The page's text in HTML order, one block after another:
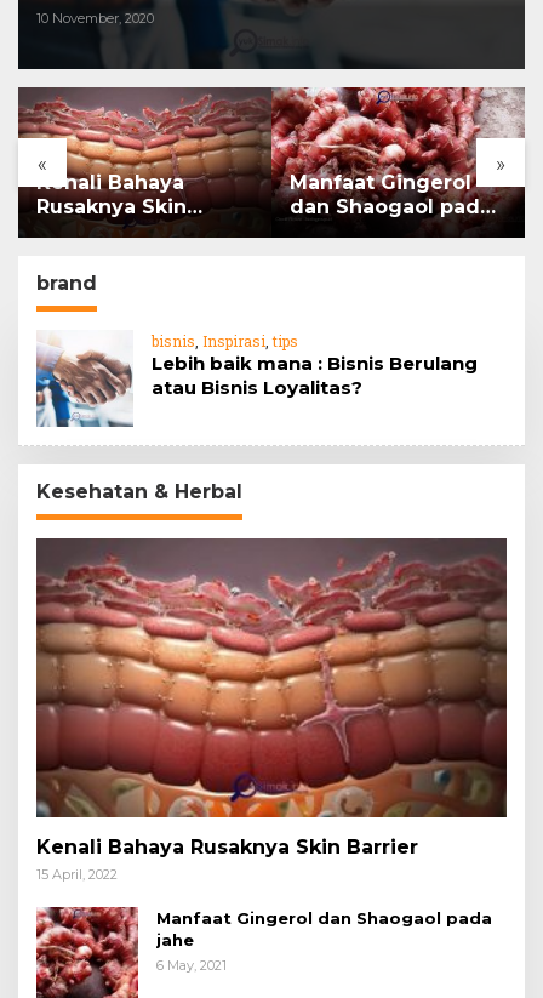
10 November, 2020
« »
Kenali Bahaya
Rusaknya Skin
Barrier
Manfaat Gingerol
dan Shaogaol pada
brand
bisnis Inspirasi ,tips
Lebih baik mana : Bisnis Berulang
atau Bisnis Loyalitas?
Kesehatan & Herbal
Kenali Bahaya Rusaknya Skin Barrier
15 April, 2022
Manfaat Gingerol dan Shaogaol pada
jahe
6 May, 2021